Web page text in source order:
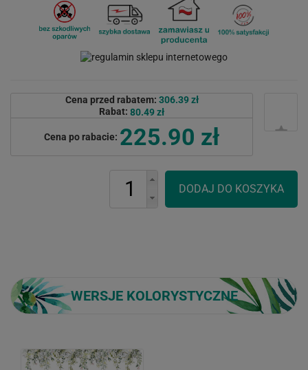
Cena przed rabatem: 306.39 zł
Rabat: 80.49 zł
Cena po rabacie: 225.90 zł
WERSJE KOLORYSTYCZNE